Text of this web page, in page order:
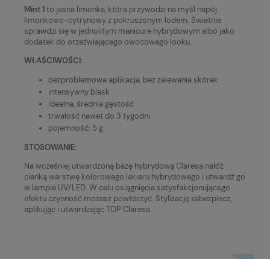
Mint 1to jasna limonka, która przywodzi na myśl napój
limonkowo-cytrynowy z pokruszonym lodem. Świetnie
sprawdzi się w jednolitym manicure hybrydowym albo jako
dodatek do orzeźwiającego owocowego looku.
WŁAŚCIWOŚCI:
bezproblemowa aplikacja, bez zalewania skórek
intensywny blask
idealna, średnia gęstość
trwałość nawet do 3 tygodni
pojemność: 5 g
STOSOWANIE:
Na wcześniej utwardzoną bazę hybrydową Claresa nałóż
cienką warstwę kolorowego lakieru hybrydowego i utwardź go
w lampie UV/LED. W celu osiągnięcia satysfakcjonującego
efektu czynność możesz powtórzyć. Stylizację zabezpiecz,
aplikując i utwardzając TOP Claresa.